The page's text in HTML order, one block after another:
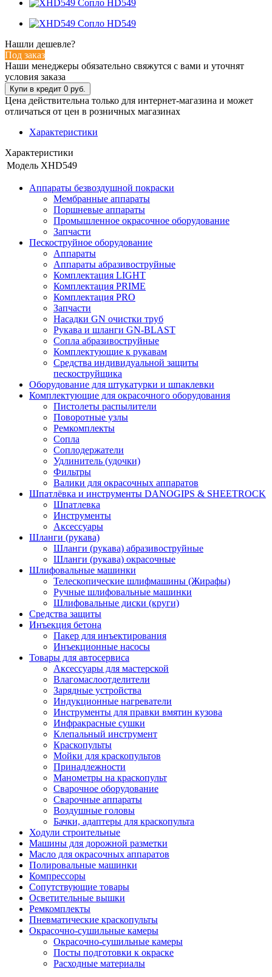
Нашли дешевле?
Под заказ
Наши менеджеры обязательно свяжутся с вами и уточнят
условия заказа
Цена действительна только для интернет-магазина и может
отличаться от цен в розничных магазинах
Характеристики
Характеристики
Модель XHD549
Аппараты безвоздушной покраски
Мембранные аппараты
Поршневые аппараты
Промышленное окрасочное оборудование
Запчасти
Пескоструйное оборудование
Аппараты
Аппараты абразивоструйные
Комплектация LIGHT
Комплектация PRIME
Комплектация PRO
Запчасти
Насадки GN очистки труб
Рукава и шланги GN-BLAST
Сопла абразивоструйные
Комплектующие к рукавам
Средства индивидуальной защиты
пескоструйщика
Оборудование для штукатурки и шпаклевки
Комплектующие для окрасочного оборудования
Пистолеты распылители
Поворотные узлы
Ремкомплекты
Сопла
Соплодержатели
Удлинитель (удочки)
Фильтры
Валики для окрасочных аппаратов
Шпатлёвка и инструменты DANOGIPS & SHEETROCK
Шпатлевка
Инструменты
Аксессуары
Шланги (рукава)
Шланги (рукава) абразивоструйные
Шланги (рукава) окрасочные
Шлифовальные машинки
Телескопические шлифмашины (Жирафы)
Ручные шлифовальные машинки
Шлифовальные диски (круги)
Средства защиты
Инъекция бетона
Пакер для инъектирования
Инъекционные насосы
Товары для автосервиса
Аксессуары для мастерской
Влагомаслоотделители
Зарядные устройства
Индукционные нагреватели
Инструменты для правки вмятин кузова
Инфракрасные сушки
Клепальный инструмент
Краскопульты
Мойки для краскопультов
Принадлежности
Манометры на краскопульт
Сварочное оборудование
Сварочные аппараты
Воздушные головы
Бачки, адаптеры для краскопульта
Ходули строительные
Машины для дорожной разметки
Масло для окрасочных аппаратов
Полировальные машинки
Компрессоры
Сопутствующие товары
Осветительные вышки
Ремкомплекты
Пневматические краскопульты
Окрасочно-сушильные камеры
Окрасочно-сушильные камеры
Посты подготовки к окраске
Расходные материалы